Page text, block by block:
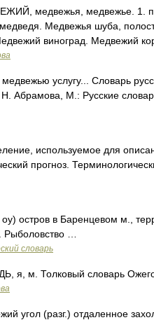
медвежья, медвежье. 1.
Медвежья шуба,
виноград. Медвежий
услугу... Словарь
Абрамова, М.: Русские
используемое для
прогноз.
остров в Баренцевом м.,
…
словарь
я, м. Толковый словарь
угол (разг.) отдаленное